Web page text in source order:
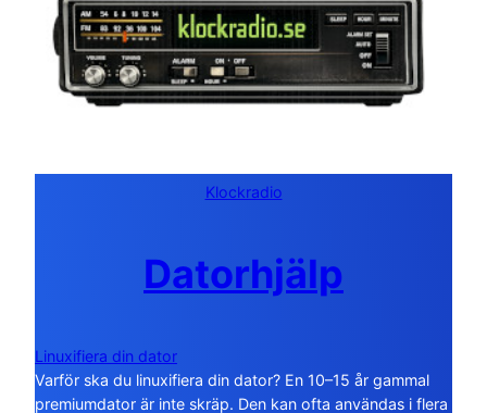
Klockradio
Datorhjälp
Linuxifiera din dator
Varför ska du linuxifiera din dator? En 10–15 år gammal
premiumdator är inte skräp. Den kan ofta användas i flera